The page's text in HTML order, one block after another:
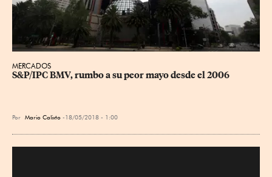
MERCADOS
S&P/IPC BMV, rumbo a su peor mayo desde el 2006
Por Mario Calixto 18/05/2018 - 1:00